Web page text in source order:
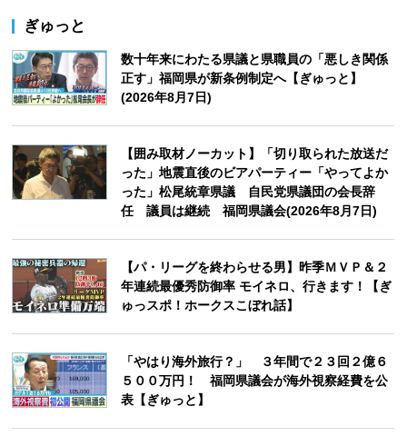
ぎゅっと
数十年来にわたる県議と県職員の「悪しき関係
正す」福岡県が新条例制定へ【ぎゅっと】
(2026年8月7日)
【囲み取材ノーカット】「切り取られた放送だ
った」地震直後のビアパーティー「やってよか
った」松尾統章県議 自民党県議団の会長辞
任 議員は継続 福岡県議会(2026年8月7日)
【パ・リーグを終わらせる男】昨季ＭＶＰ＆２
年連続最優秀防御率 モイネロ、行きます！【ぎ
ゅっスポ！ホークスこぼれ話】
「やはり海外旅行？」 ３年間で２３回２億６
５００万円！ 福岡県議会が海外視察経費を公
表【ぎゅっと】